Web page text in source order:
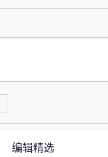
编辑精选